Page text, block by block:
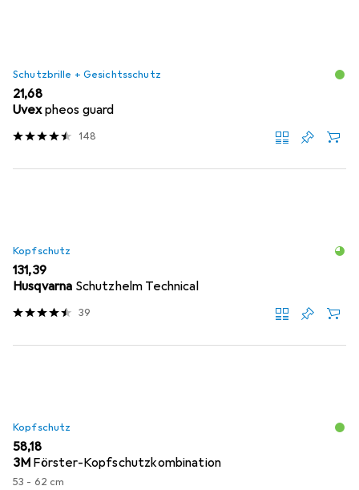
Schutzbrille + Gesichtsschutz
EUR
21,68
Uvexpheos guard
148
Kopfschutz
EUR
131,39
Husqvarna Schutzhelm Technical
39
Kopfschutz
EUR
58,18
3M Förster-Kopfschutzkombination
53 - 62 cm